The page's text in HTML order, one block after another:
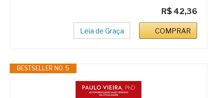
R$ 42,36
Leia de Graça COMPRAR
BESTSELLER NO. 5